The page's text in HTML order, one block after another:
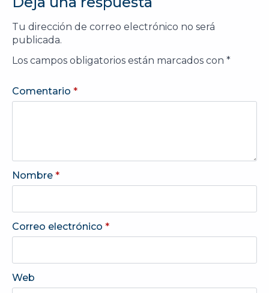
Tu dirección de correo electrónico no será
publicada.
Los campos obligatorios están marcados con *
Comentario *
Nombre *
Correo electrónico *
Web